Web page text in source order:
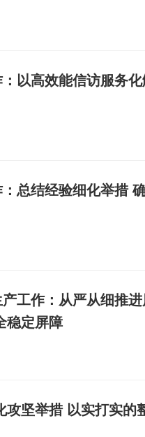
以高效能信访服务
总结经验细化举措
工作：从严从细推
稳定屏障
坚举措 以实打实的